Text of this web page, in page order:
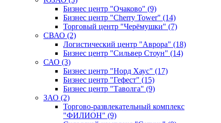
Бизнес центр "Очаково" (9)
Бизнес центр "Cherry Tower" (14)
Торговый центр "Черёмушки" (7)
СВАО (2)
Логистический центр "Аврора" (18)
Бизнес центр "Сильвер Стоун" (14)
САО (3)
Бизнес центр "Норд Хаус" (17)
Бизнес центр "Гефест" (15)
Бизнес центр "Таволга" (9)
ЗАО (2)
Торгово-развлекательный комплекс
"ФИЛИОН" (9)